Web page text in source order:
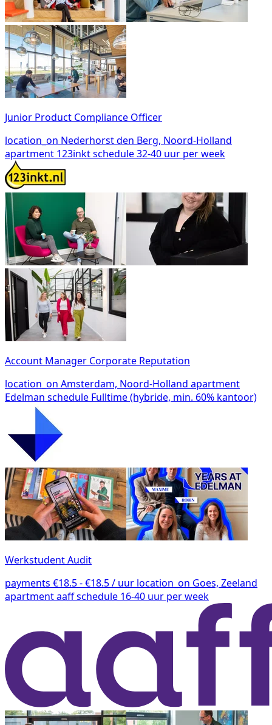
Junior Product Compliance Officer
location_on Nederhorst den Berg, Noord-Holland
apartment 123inktschedule32-40 uur per week
Account Manager Corporate Reputation
location_on Amsterdam, Noord-Holland apartment
Edelman schedule Fulltime (hybride, min. 60% kantoor)
Werkstudent Audit
payments €18.5 - €18.5 / uur location_on Goes, Zeeland
apartmentaaffschedule 16-40 uur per week